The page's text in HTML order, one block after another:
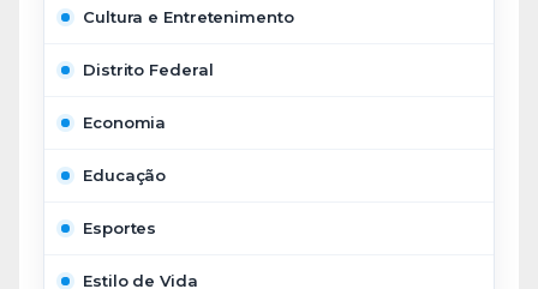
Cultura e Entretenimento
Distrito Federal
Economia
Educação
Esportes
Estilo de Vida